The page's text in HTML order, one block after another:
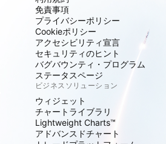
免責事項
プライバシーポリシー
Cookieポリシー
アクセシビリティ宣言
セキュリティのヒント
バグバウンティ・プログラム
ステータスページ
ビジネスソリューション
ウィジェット
チャートライブラリ
Lightweight Charts™
アドバンスドチャート